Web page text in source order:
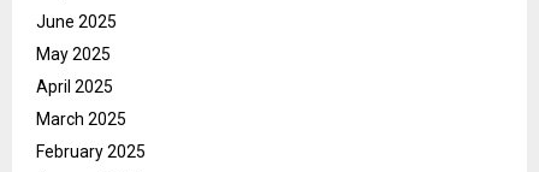
June 2025
May 2025
April 2025
March 2025
February 2025